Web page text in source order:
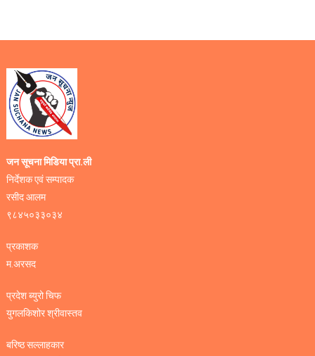
जन सूचना मिडिया प्रा.ली
निर्देशक एवं सम्पादक
रसीद आलम
९८४५०३३०३४
प्रकाशक
म.अरसद
प्रदेश ब्युरो चिफ
युगलकिशोर श्रीवास्तव
बरिष्ठ सल्लाहकार